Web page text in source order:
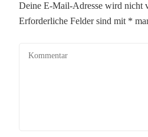
Deine E-Mail-Adresse wird nicht
Erforderliche Felder sind mit *